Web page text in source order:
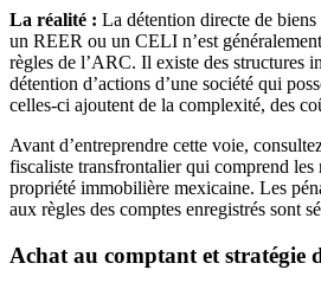
La réalité : La détention directe de
un REER ou un CELI n’est
règles de l’ARC. Il existe des structures
détention d’actions d’une société qui
celles-ci ajoutent de la complexité, des
Avant d’entreprendre cette voie,
fiscaliste transfrontalier qui comprend les
propriété immobilière mexicaine. Les
aux règles des comptes enregistrés sont
Achat au comptant et stratégie